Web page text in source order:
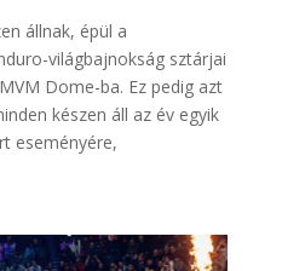
állnak, épül a
világbajnokság sztárjai
Dome-ba. Ez pedig azt
készen áll az év egyik
eseményére,